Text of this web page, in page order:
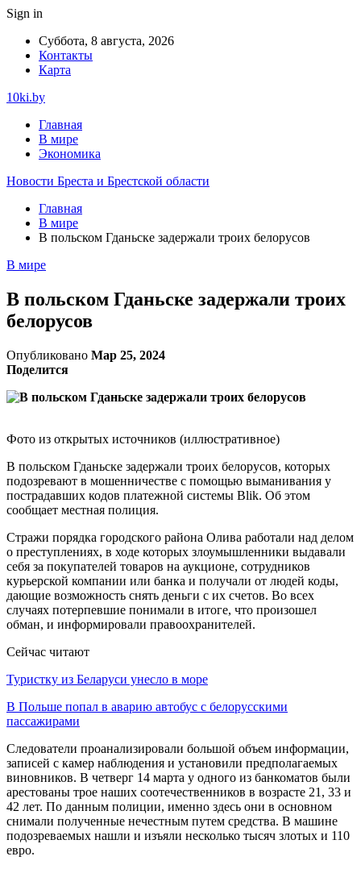
Sign in
Суббота, 8 августа, 2026
Контакты
Карта
10ki.by
Главная
В мире
Экономика
Новости Бреста и Брестской области
Главная
В мире
В польском Гданьске задержали троих белорусов
В мире
В польском Гданьске задержали троих
белорусов
Опубликовано Мар 25, 2024
Поделится
Фото из открытых источников (иллюстративное)
В польском Гданьске задержали троих белорусов, которых
подозревают в мошенничестве с помощью выманивания у
пострадавших кодов платежной системы Blik. Об этом
сообщает местная полиция.
Стражи порядка городского района Олива работали над делом
о преступлениях, в ходе которых злоумышленники выдавали
себя за покупателей товаров на аукционе, сотрудников
курьерской компании или банка и получали от людей коды,
дающие возможность снять деньги с их счетов. Во всех
случаях потерпевшие понимали в итоге, что произошел
обман, и информировали правоохранителей.
Сейчас читают
Туристку из Беларуси унесло в море
В Польше попал в аварию автобус с белорусскими
пассажирами
Следователи проанализировали большой объем информации,
записей с камер наблюдения и установили предполагаемых
виновников. В четверг 14 марта у одного из банкоматов были
арестованы трое наших соотечественников в возрасте 21, 33 и
42 лет. По данным полиции, именно здесь они в основном
снимали полученные нечестным путем средства. В машине
подозреваемых нашли и изъяли несколько тысяч злотых и 110
евро.